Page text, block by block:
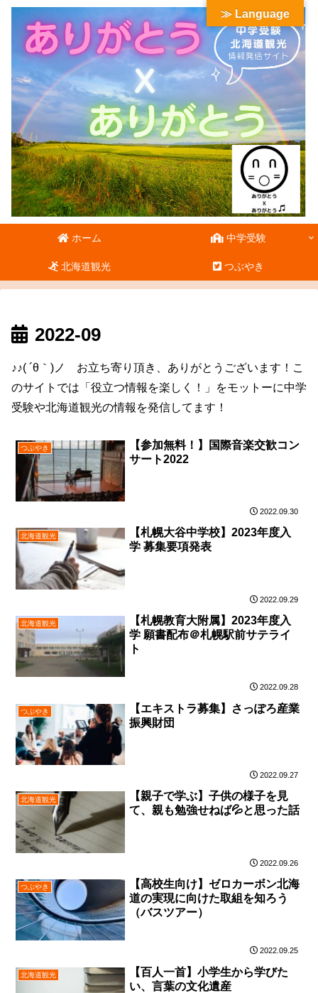
ホーム 中学受験
北海道観光 つぶやき
2022-09
♪♪( ´θ｀)ノ お立ち寄り頂き、ありがとうございます！こ
のサイトでは「役立つ情報を楽しく！」をモットーに中学
受験や北海道観光の情報を発信してます！
つぶやき
【参加無料！】国際音楽交歓コン
サート2022
2022.09.30
北海道観光
【札幌大谷中学校】2023年度入
学 募集要項発表
2022.09.29
北海道観光
【札幌教育大附属】2023年度入
学 願書配布＠札幌駅前サテライ
ト
2022.09.28
つぶやき
【エキストラ募集】さっぽろ産業
振興財団
2022.09.27
北海道観光
【親子で学ぶ】子供の様子を見
て、親も勉強せねば💦と思った話
2022.09.26
つぶやき
【高校生向け】ゼロカーボン北海
道の実現に向けた取組を知ろう
（バスツアー）
2022.09.25
北海道観光
【百人一首】小学生から学びた
い、言葉の文化遺産
≫ Language